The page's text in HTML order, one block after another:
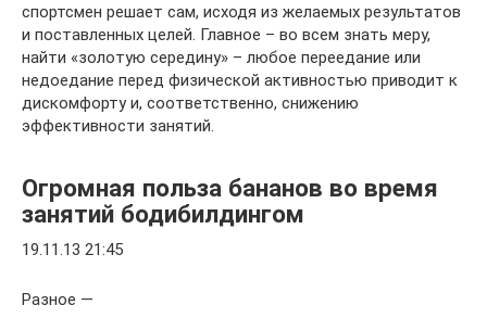
спортсмен решает сам, исходя из желаемых результатов
и поставленных целей. Главное – во всем знать меру,
найти «золотую середину» – любое переедание или
недоедание перед физической активностью приводит к
дискомфорту и, соответственно, снижению
эффективности занятий.
Огромная польза бананов во время
занятий бодибилдингом
19.11.13 21:45
Разное —